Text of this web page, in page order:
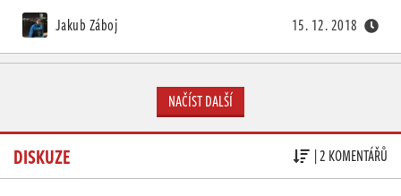
Jakub Záboj 15. 12. 2018
NAČÍST DALŠÍ
DISKUZE | 2 KOMENTÁŘŮ